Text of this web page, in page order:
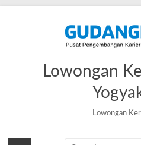
Lowongan
Lowongan